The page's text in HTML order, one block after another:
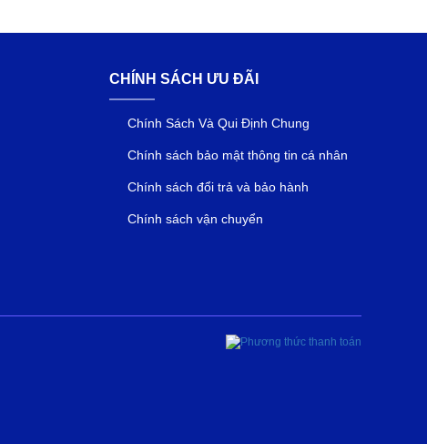
CHÍNH SÁCH ƯU ĐÃI
Chính Sách Và Qui Định Chung
Chính sách bảo mật thông tin cá nhân
Chính sách đổi trả và bảo hành
Chính sách vận chuyển